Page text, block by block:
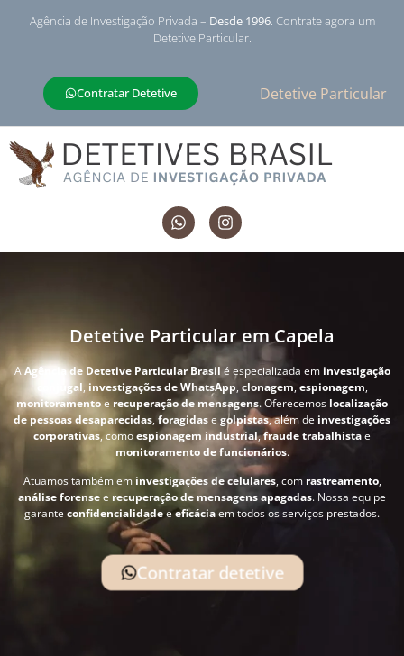
Agência de Investigação Privada – Desde 1996. Contrate agora um
Detetive Particular.
Contratar Detetive Detetive Particular
Detetive Particular em Capela
AAgência de Detetive Particular Brasil é especializada em investigação
conjugal, investigações de WhatsApp, clonagem,espionagem,
monitoramentoe recuperação de mensagens. Oferecemos localização
de pessoas desaparecidas, foragidase golpistas, além de investigações
corporativas, comoespionagem industrial,fraude trabalhistae
monitoramento de funcionários.
Atuamos também em investigações de celulares, com rastreamento,
análise forensee recuperação de mensagens apagadas. Nossa equipe
garante confidencialidadeeeficáciaem todos os serviços prestados.
Contratar detetive